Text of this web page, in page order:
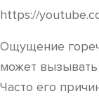
https://
Ощущение
может
Часто его